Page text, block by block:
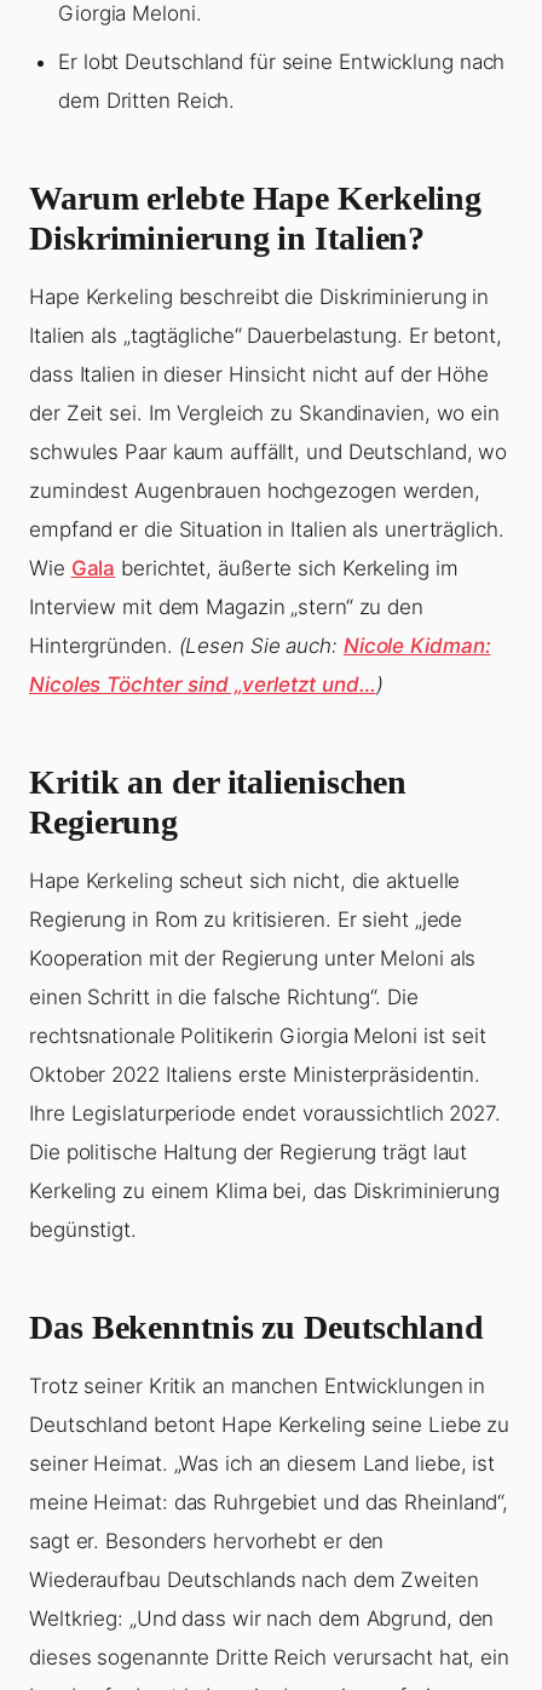
Giorgia Meloni.
Er lobt Deutschland für seine Entwicklung nach
dem Dritten Reich.
Warum erlebte Hape Kerkeling
Diskriminierung in Italien?
Hape Kerkeling beschreibt die Diskriminierung in
Italien als „tagtägliche“ Dauerbelastung. Er betont,
dass Italien in dieser Hinsicht nicht auf der Höhe
der Zeit sei. Im Vergleich zu Skandinavien, wo ein
schwules Paar kaum auffällt, und Deutschland, wo
zumindest Augenbrauen hochgezogen werden,
empfand er die Situation in Italien als unerträglich.
Wie Gala berichtet, äußerte sich Kerkeling im
Interview mit dem Magazin „stern“ zu den
Hintergründen. (Lesen Sie auch: Nicole Kidman:
Nicoles Töchter sind „verletzt und…)
Kritik an der italienischen
Regierung
Hape Kerkeling scheut sich nicht, die aktuelle
Regierung in Rom zu kritisieren. Er sieht „jede
Kooperation mit der Regierung unter Meloni als
einen Schritt in die falsche Richtung“. Die
rechtsnationale Politikerin Giorgia Meloni ist seit
Oktober 2022 Italiens erste Ministerpräsidentin.
Ihre Legislaturperiode endet voraussichtlich 2027.
Die politische Haltung der Regierung trägt laut
Kerkeling zu einem Klima bei, das Diskriminierung
begünstigt.
Das Bekenntnis zu Deutschland
Trotz seiner Kritik an manchen Entwicklungen in
Deutschland betont Hape Kerkeling seine Liebe zu
seiner Heimat. „Was ich an diesem Land liebe, ist
meine Heimat: das Ruhrgebiet und das Rheinland“,
sagt er. Besonders hervorhebt er den
Wiederaufbau Deutschlands nach dem Zweiten
Weltkrieg: „Und dass wir nach dem Abgrund, den
dieses sogenannte Dritte Reich verursacht hat, ein